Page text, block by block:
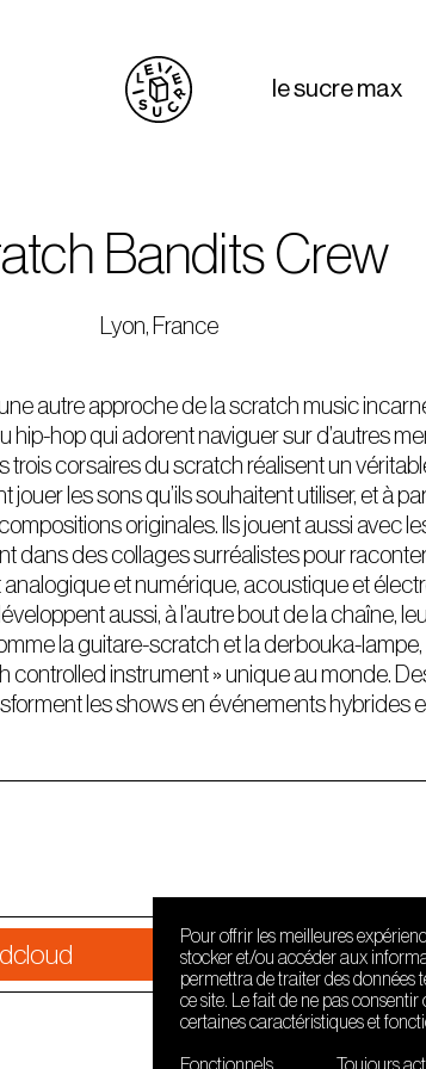
le sucre max
Bandits Crew
Lyon, France
autre approche de la scratch music
hip-hop qui adorent naviguer sur d’autres
trois corsaires du scratch réalisent un
jouer les sons qu’ils souhaitent utiliser, et à
originales. Ils jouent aussi avec
dans des collages surréalistes pour
analogique et numérique, acoustique et
aussi, à l’autre bout de la chaîne,
la guitare-scratch et la derbouka-
controlled instrument » unique au monde.
les shows en événements hybrides
Pour offrir les meilleures
stocker et/ou accéder aux
permettra de traiter des données
ce site. Le fait de ne pas
certaines caractéristiques et